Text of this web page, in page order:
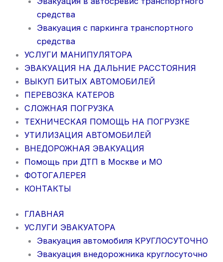
средства
Эвакуация с паркинга транспортного
средства
УСЛУГИ МАНИПУЛЯТОРА
ЭВАКУАЦИЯ НА ДАЛЬНИЕ РАССТОЯНИЯ
ВЫКУП БИТЫХ АВТОМОБИЛЕЙ
ПЕРЕВОЗКА КАТЕРОВ
СЛОЖНАЯ ПОГРУЗКА
ТЕХНИЧЕСКАЯ ПОМОЩЬ НА ПОГРУЗКЕ
УТИЛИЗАЦИЯ АВТОМОБИЛЕЙ
ВНЕДОРОЖНАЯ ЭВАКУАЦИЯ
Помощь при ДТП в Москве и МО
ФОТОГАЛЕРЕЯ
КОНТАКТЫ
ГЛАВНАЯ
УСЛУГИ ЭВАКУАТОРА
Эвакуация автомобиля КРУГЛОСУТОЧНО
Эвакуация внедорожника круглосуточно